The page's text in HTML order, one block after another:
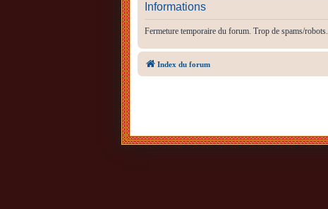
Informations
Fermeture temporaire du forum. Trop de spams/robots.
Index du forum